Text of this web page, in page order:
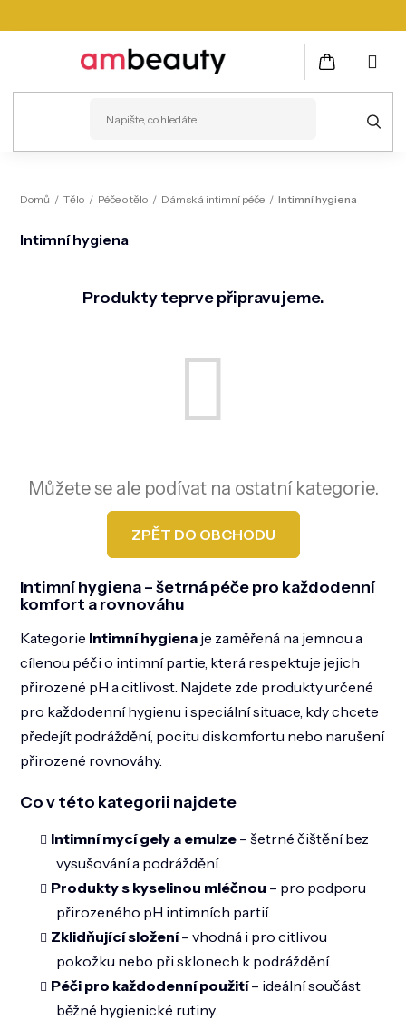
na
NÁKUPNÍ
KOŠÍK
KOSMETICKÉ PŘÍSTROJE
O NÁS
Domů / Tělo / Péče o tělo / Dámská intimní péče / Intimní hygiena
Intimní hygiena
Produkty teprve připravujeme.
Můžete se ale podívat na ostatní kategorie.
ZPĚT DO OBCHODU
Intimní hygiena – šetrná péče pro každodenní
komfort a rovnováhu
Kategorie Intimní hygiena je zaměřená na jemnou a
cílenou péči o intimní partie, která respektuje jejich
přirozené pH a citlivost. Najdete zde produkty určené
pro každodenní hygienu i speciální situace, kdy chcete
předejít podráždění, pocitu diskomfortu nebo narušení
přirozené rovnováhy.
Co v této kategorii najdete
Intimní mycí gely a emulze – šetrné čištění bez
vysušování a podráždění.
Produkty s kyselinou mléčnou – pro podporu
přirozeného pH intimních partií.
Zklidňující složení– vhodná i pro citlivou
pokožku nebo při sklonech k podráždění.
Péči pro každodenní použití– ideální součást
běžné hygienické rutiny.